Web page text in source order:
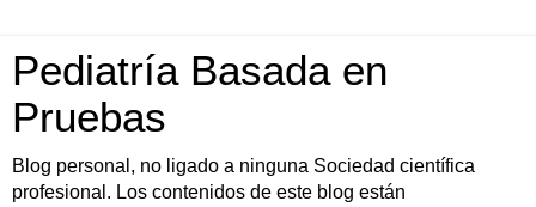
Pediatría Basada en
Pruebas
Blog personal, no ligado a ninguna Sociedad científica
profesional. Los contenidos de este blog están